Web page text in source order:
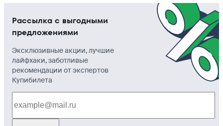
Рассылка с выгодными
предложениями
Эксклюзивные акции, лучшие
лайфхаки, заботливые
рекомендации от экспертов
Купибилета